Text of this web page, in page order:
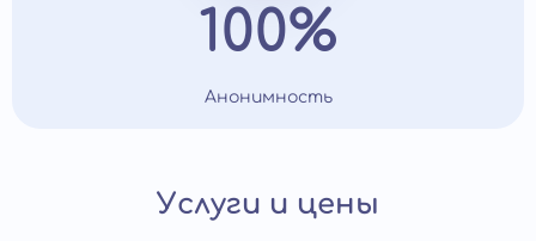
100%
Анонимность
Услуги и цены